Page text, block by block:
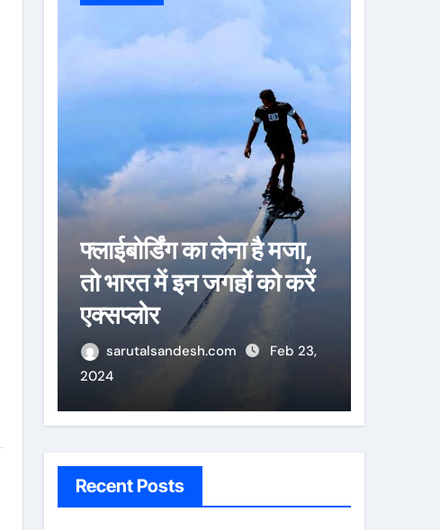
फ्लाईबोर्डिंग का लेना है मजा,
तो भारत में इन जगहों को करें
एक्सप्लोर
sarutalsandesh.com
Feb 23,
2024
Recent Posts